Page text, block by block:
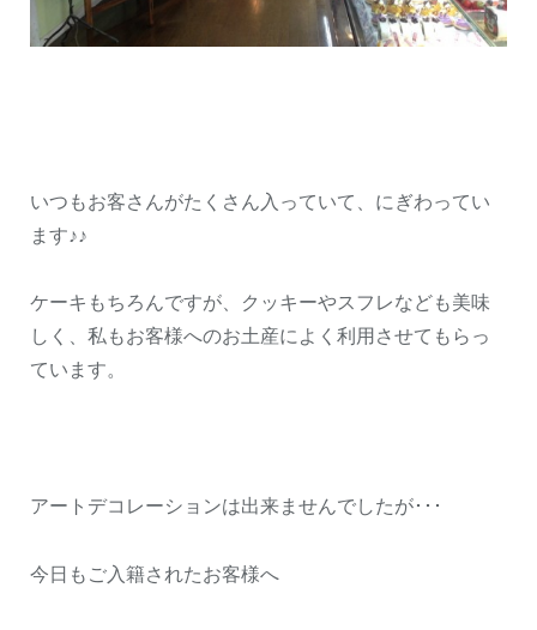
いつもお客さんがたくさん入っていて、にぎわってい
ます♪♪
ケーキもちろんですが、クッキーやスフレなども美味
しく、私もお客様へのお土産によく利用させてもらっ
ています。
アートデコレーションは出来ませんでしたが･･･
今日もご入籍されたお客様へ